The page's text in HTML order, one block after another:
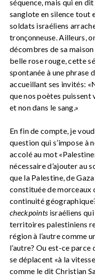
séquence, mais qui en
sanglote en silence tout
soldats israéliens
tronçonneuse. Ailleurs,
décombres de sa
belle rose rouge, cette
spontanée à une phrase
accueillant ses invités:
que nos poètes puissent
et non dans le sang.»
En fin de compte, je
question qui s’impose à
accolé au mot
nécessaire d’ajouter au
que la Palestine, de
constituée de morceaux
continuité
checkpoints israéliens
territoires palestiniens
région à l’autre comme
l’autre? Ou est-ce
se déplacent «à la
comme le dit Christian